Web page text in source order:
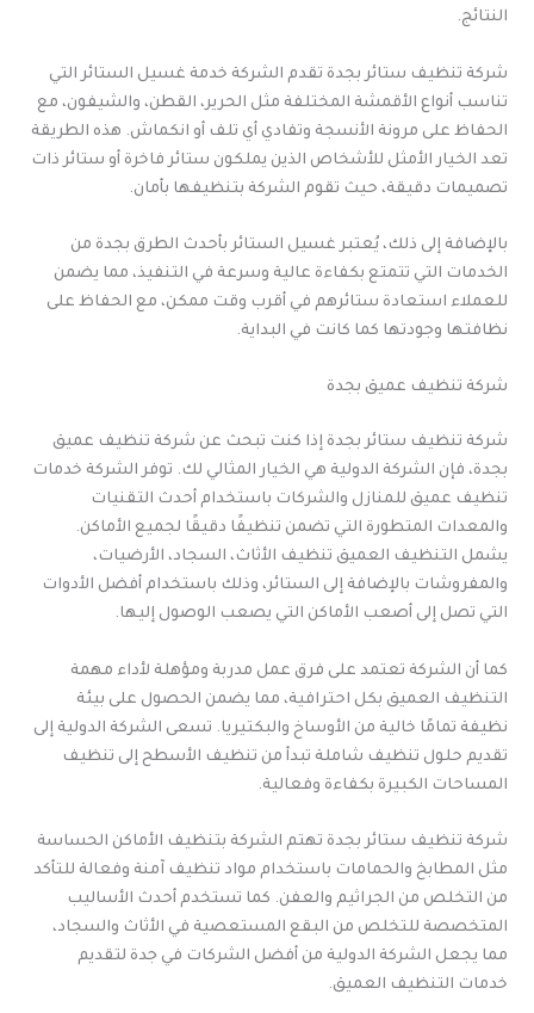
النتائج.
شركة تنظيف ستائر بجدة تقدم الشركة خدمة غسيل الستائر التي
تناسب أنواع الأقمشة المختلفة مثل الحرير، القطن، والشيفون، مع
الحفاظ على مرونة الأنسجة وتفادي أي تلف أو انكماش. هذه الطريقة
تعد الخيار الأمثل للأشخاص الذين يملكون ستائر فاخرة أو ستائر ذات
تصميمات دقيقة، حيث تقوم الشركة بتنظيفها بأمان.
بالإضافة إلى ذلك، يُعتبر غسيل الستائر بأحدث الطرق بجدة من
الخدمات التي تتمتع بكفاءة عالية وسرعة في التنفيذ، مما يضمن
للعملاء استعادة ستائرهم في أقرب وقت ممكن، مع الحفاظ على
نظافتها وجودتها كما كانت في البداية.
شركة تنظيف عميق بجدة
شركة تنظيف ستائر بجدة إذا كنت تبحث عن شركة تنظيف عميق
بجدة، فإن الشركة الدولية هي الخيار المثالي لك. توفر الشركة خدمات
تنظيف عميق للمنازل والشركات باستخدام أحدث التقنيات
والمعدات المتطورة التي تضمن تنظيفًا دقيقًا لجميع الأماكن.
يشمل التنظيف العميق تنظيف الأثاث، السجاد، الأرضيات،
والمفروشات بالإضافة إلى الستائر، وذلك باستخدام أفضل الأدوات
التي تصل إلى أصعب الأماكن التي يصعب الوصول إليها.
كما أن الشركة تعتمد على فرق عمل مدربة ومؤهلة لأداء مهمة
التنظيف العميق بكل احترافية، مما يضمن الحصول على بيئة
نظيفة تمامًا خالية من الأوساخ والبكتيريا. تسعى الشركة الدولية إلى
تقديم حلول تنظيف شاملة تبدأ من تنظيف الأسطح إلى تنظيف
المساحات الكبيرة بكفاءة وفعالية.
شركة تنظيف ستائر بجدة تهتم الشركة بتنظيف الأماكن الحساسة
مثل المطابخ والحمامات باستخدام مواد تنظيف آمنة وفعالة للتأكد
من التخلص من الجراثيم والعفن. كما تستخدم أحدث الأساليب
المتخصصة للتخلص من البقع المستعصية في الأثاث والسجاد،
مما يجعل الشركة الدولية من أفضل الشركات في جدة لتقديم
خدمات التنظيف العميق.